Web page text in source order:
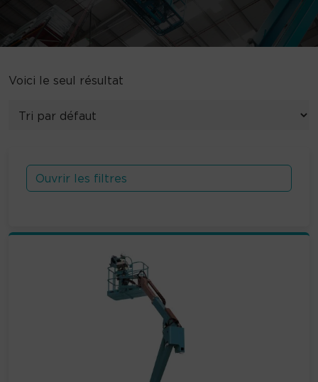
Voici le seul résultat
Ouvrir les filtres